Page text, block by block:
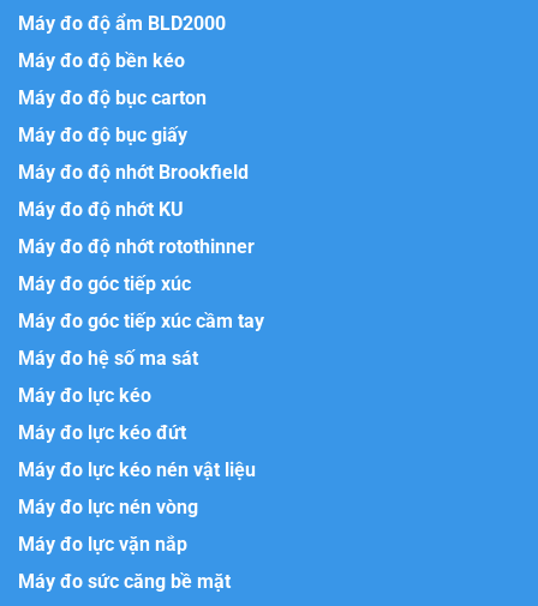
Máy đo độ ẩm BLD2000
Máy đo độ bền kéo
Máy đo độ bục carton
Máy đo độ bục giấy
Máy đo độ nhớt Brookfield
Máy đo độ nhớt KU
Máy đo độ nhớt rotothinner
Máy đo góc tiếp xúc
Máy đo góc tiếp xúc cầm tay
Máy đo hệ số ma sát
Máy đo lực kéo
Máy đo lực kéo đứt
Máy đo lực kéo nén vật liệu
Máy đo lực nén vòng
Máy đo lực vặn nắp
Máy đo sức căng bề mặt